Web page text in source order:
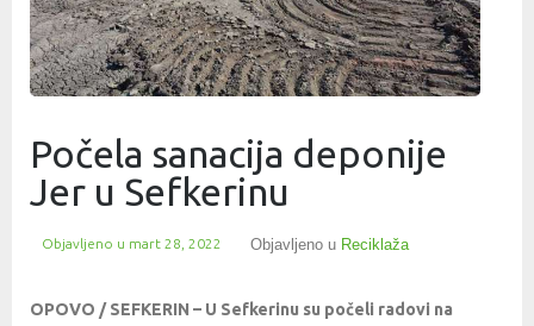
Počela sanacija deponije
Jer u Sefkerinu
Objavljeno u mart 28, 2022 Objavljeno u Reciklaža
OPOVO / SEFKERIN – U Sefkerinu su počeli radovi na